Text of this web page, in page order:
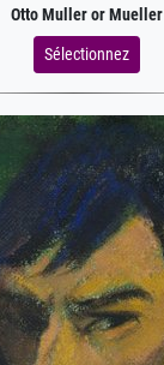
Otto Muller or Mueller
Sélectionnez